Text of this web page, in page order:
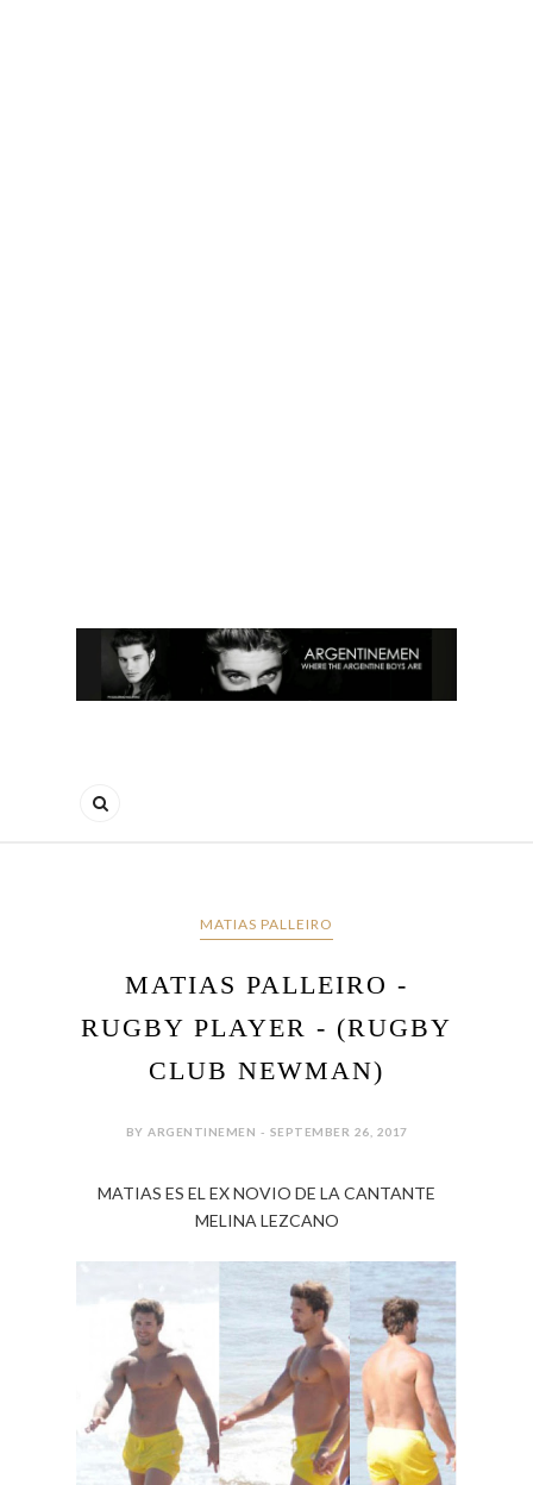
MATIAS PALLEIRO
MATIAS PALLEIRO -
RUGBY PLAYER - (RUGBY
CLUB NEWMAN)
BY ARGENTINEMEN - SEPTEMBER 26, 2017
MATIAS ES EL EX NOVIO DE LA CANTANTE
MELINA LEZCANO